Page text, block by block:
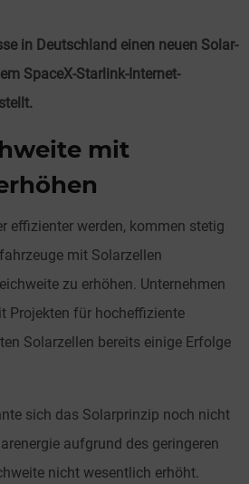
in Deutschland einen neuen Solar-
SpaceX-Starlink-Internet-
mit
effizienter werden, kommen stetig
mit Solarzellen
zu erhöhen. Unternehmen
Projekten für hocheffiziente
Solarzellen bereits einige Erfolge
sich das Solarprinzip noch nicht
aufgrund des geringeren
nicht wesentlich erhöht.